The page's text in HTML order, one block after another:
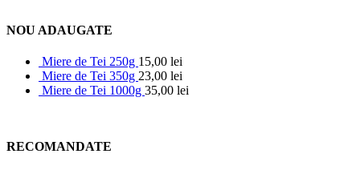
NOU ADAUGATE
Miere de Tei 250g 15,00 lei
Miere de Tei 350g 23,00 lei
Miere de Tei 1000g 35,00 lei
RECOMANDATE